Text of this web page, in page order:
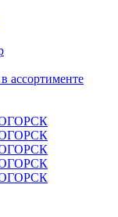
ассортименте